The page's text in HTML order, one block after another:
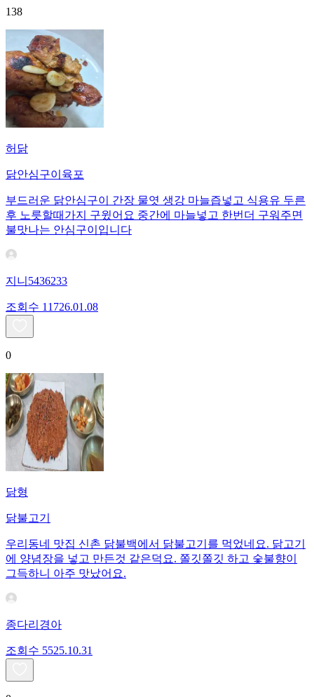
138
허닭
닭안심구이육포
부드러운 닭안심구이 간장 물엿 생강 마늘즙넣고 식용유 두른
후 노릇할때가지 구윘어요 중간에 마늘넣고 한번더 구워주면
불맛나는 안심구이입니다
지니5436233
조회수 11726.01.08
0
닭형
닭불고기
우리동네 맛집 신촌 닭불백에서 닭불고기를 먹었네요. 닭고기
에 양념장을 넣고 만든것 같은덕요. 쫄깃쫄깃 하고 숯불향이
그득하니 아주 맛났어요.
종다리경아
조회수 5525.10.31